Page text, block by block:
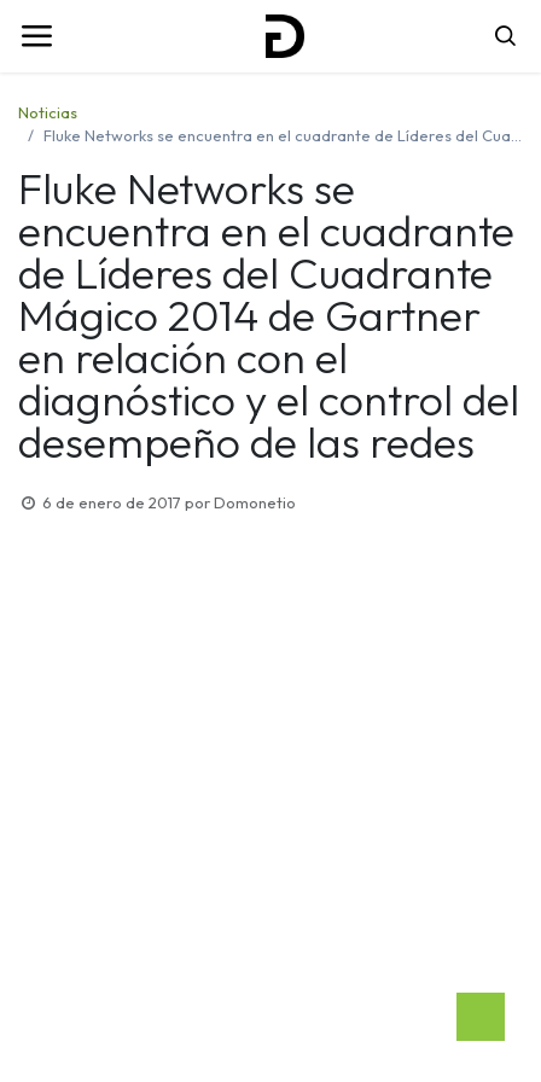
Noticias
Fluke Networks se encuentra en el cuadrante de Líderes del Cuadrante Mágico 2014 de Gartner en relación con el diagnóstico y el control del desempeño de las redes
Fluke Networks se
encuentra en el cuadrante
de Líderes del Cuadrante
Mágico 2014 de Gartner
en relación con el
diagnóstico y el control del
desempeño de las redes
6 de enero de 2017 porDomonetio